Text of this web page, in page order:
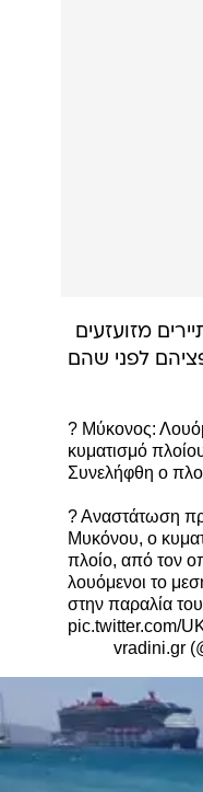
מזועזעים
לפני שהם
? Μύκονος:
κυματισμό
Συνελήφθη ο
? Αναστάτωση
Μυκόνου, ο
πλοίο, από τον
λουόμενοι το
στην παραλία
pic.twitter.com/